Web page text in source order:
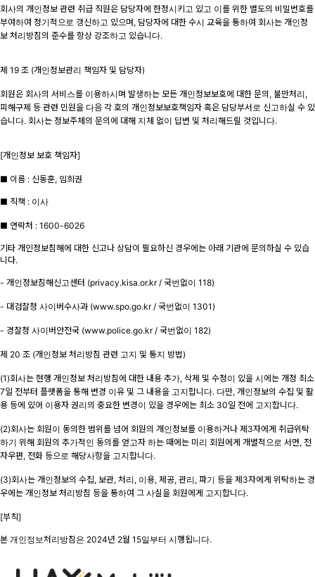
회사의 개인정보 관련 취급 직원은 담당자에 한정시키고 있고 이를 위한 별도의 비밀번호를
부여하여 정기적으로 갱신하고 있으며, 담당자에 대한 수시 교육을 통하여 회사는 개인정
보 처리방침의 준수를 항상 강조하고 있습니다.
제 19 조 (개인정보관리 책임자 및 담당자)
회원은 회사의 서비스를 이용하시며 발생하는 모든 개인정보보호에 대한 문의, 불만처리,
피해구제 등 관련 민원을 다음 각 호의 개인정보보호책임자 혹은 담당부서로 신고하실 수 있
습니다. 회사는 정보주체의 문의에 대해 지체 없이 답변 및 처리해드릴 것입니다.
[개인정보 보호 책임자]
■ 이름 : 신동훈, 임희권
■ 직책 : 이사
■ 연락처 : 1600-6026
기타 개인정보침해에 대한 신고나 상담이 필요하신 경우에는 아래 기관에 문의하실 수 있습
니다.
- 개인정보침해신고센터 (privacy.kisa.or.kr / 국번없이 118)
- 대검찰청 사이버수사과 (www.spo.go.kr/ 국번없이 1301)
- 경찰청 사이버안전국 (www.police.go.kr/ 국번없이 182)
제 20 조 (개인정보 처리방침 관련 고지 및 통지 방법)
(1)회사는 현행 개인정보 처리방침에 대한 내용 추가, 삭제 및 수정이 있을 시에는 개정 최소
7일 전부터 플랫폼을 통해 변경 이유 및 그 내용을 고지합니다. 다만, 개인정보의 수집 및 활
용 등에 있어 이용자 권리의 중요한 변경이 있을 경우에는 최소 30일 전에 고지합니다.
(2)회사는 회원이 동의한 범위를 넘어 회원의 개인정보를 이용하거나 제3자에게 취급위탁
하기 위해 회원의 추가적인 동의를 얻고자 하는 때에는 미리 회원에게 개별적으로 서면, 전
자우편, 전화 등으로 해당사항을 고지합니다.
(3)회사는 개인정보의 수집, 보관, 처리, 이용, 제공, 관리, 파기 등을 제3자에게 위탁하는 경
우에는 개인정보 처리방침 등을 통하여 그 사실을 회원에게 고지합니다.
[부칙]
본 개인정보처리방침은 2024년 2월 15일부터 시행됩니다.